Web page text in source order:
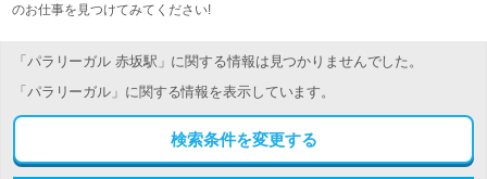
のお仕事を見つけてみてください!
「パラリーガル 赤坂駅」に関する情報は見つかりませんでした。
「パラリーガル」に関する情報を表示しています。
検索条件を変更する